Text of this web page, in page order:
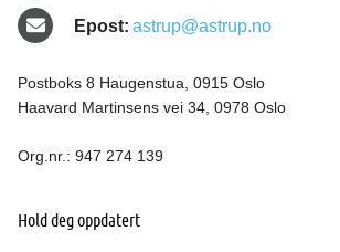
Epost: astrup@astrup.no
Postboks 8 Haugenstua, 0915 Oslo
Haavard Martinsens vei 34, 0978 Oslo
Org.nr.: 947 274 139
Hold deg oppdatert